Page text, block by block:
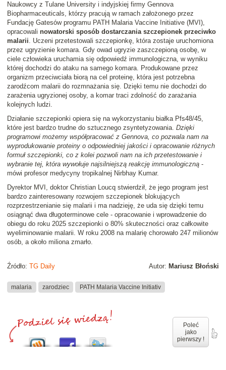
Naukowcy z Tulane University i indyjskiej firmy Gennova
Biopharmaceuticals, którzy pracują w ramach założonego przez
Fundację Gatesów programu PATH Malaria Vaccine Initiative (MVI),
opracowali nowatorski sposób dostarczania szczepionek przeciwko
malarii. Uczeni przetestowali szczepionkę, która zostaje uruchomiona
przez ugryzienie komara. Gdy owad ugryzie zaszczepioną osobę, w
ciele człowieka uruchamia się odpowiedź immunologiczna, w wyniku
której dochodzi do ataku na samego komara. Produkowane przez
organizm przeciwciała biorą na cel proteinę, która jest potrzebna
zarodźcom malarii do rozmnażania się. Dzięki temu nie dochodzi do
zarażenia ugryzionej osoby, a komar traci zdolność do zarażania
kolejnych ludzi.
Działanie szczepionki opiera się na wykorzystaniu białka Pfs48/45,
które jest bardzo trudne do sztucznego zsyntetyzowania. Dzięki
programowi możemy współpracować z Gennova, co pozwala nam na
wyprodukowanie proteiny o odpowiedniej jakości i opracowanie różnych
formuł szczepionki, co z kolei pozwoli nam na ich przetestowanie i
wybranie tej, która wywołuje najsilniejszą reakcję immunologiczną -
mówi profesor medycyny tropikalnej Nirbhay Kumar.
Dyrektor MVI, doktor Christian Loucq stwierdził, że jego program jest
bardzo zainteresowany rozwojem szczepionek blokujących
rozprzestrzenianie się malarii i ma nadzieję, że uda się dzięki temu
osiągnąć dwa długoterminowe cele - opracowanie i wprowadzenie do
obiegu do roku 2025 szczepionki o 80% skuteczności oraz całkowite
wyeliminowanie malarii. W roku 2008 na malarię chorowało 247 milionów
osób, a około miliona zmarło.
Autor: Mariusz Błoński
Źródło: TG Daily
malaria zarodziec PATH Malaria Vaccine Initiativ
Poleć
jako
pierwszy !